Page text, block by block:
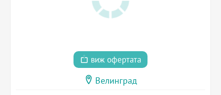
виж офертата
Велинград